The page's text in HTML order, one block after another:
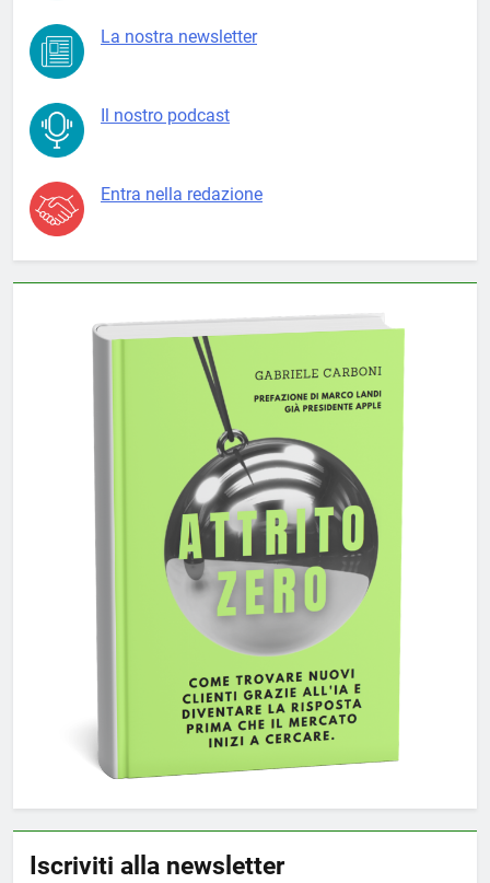
La nostra newsletter
Il nostro podcast
Entra nella redazione
Iscriviti alla newsletter